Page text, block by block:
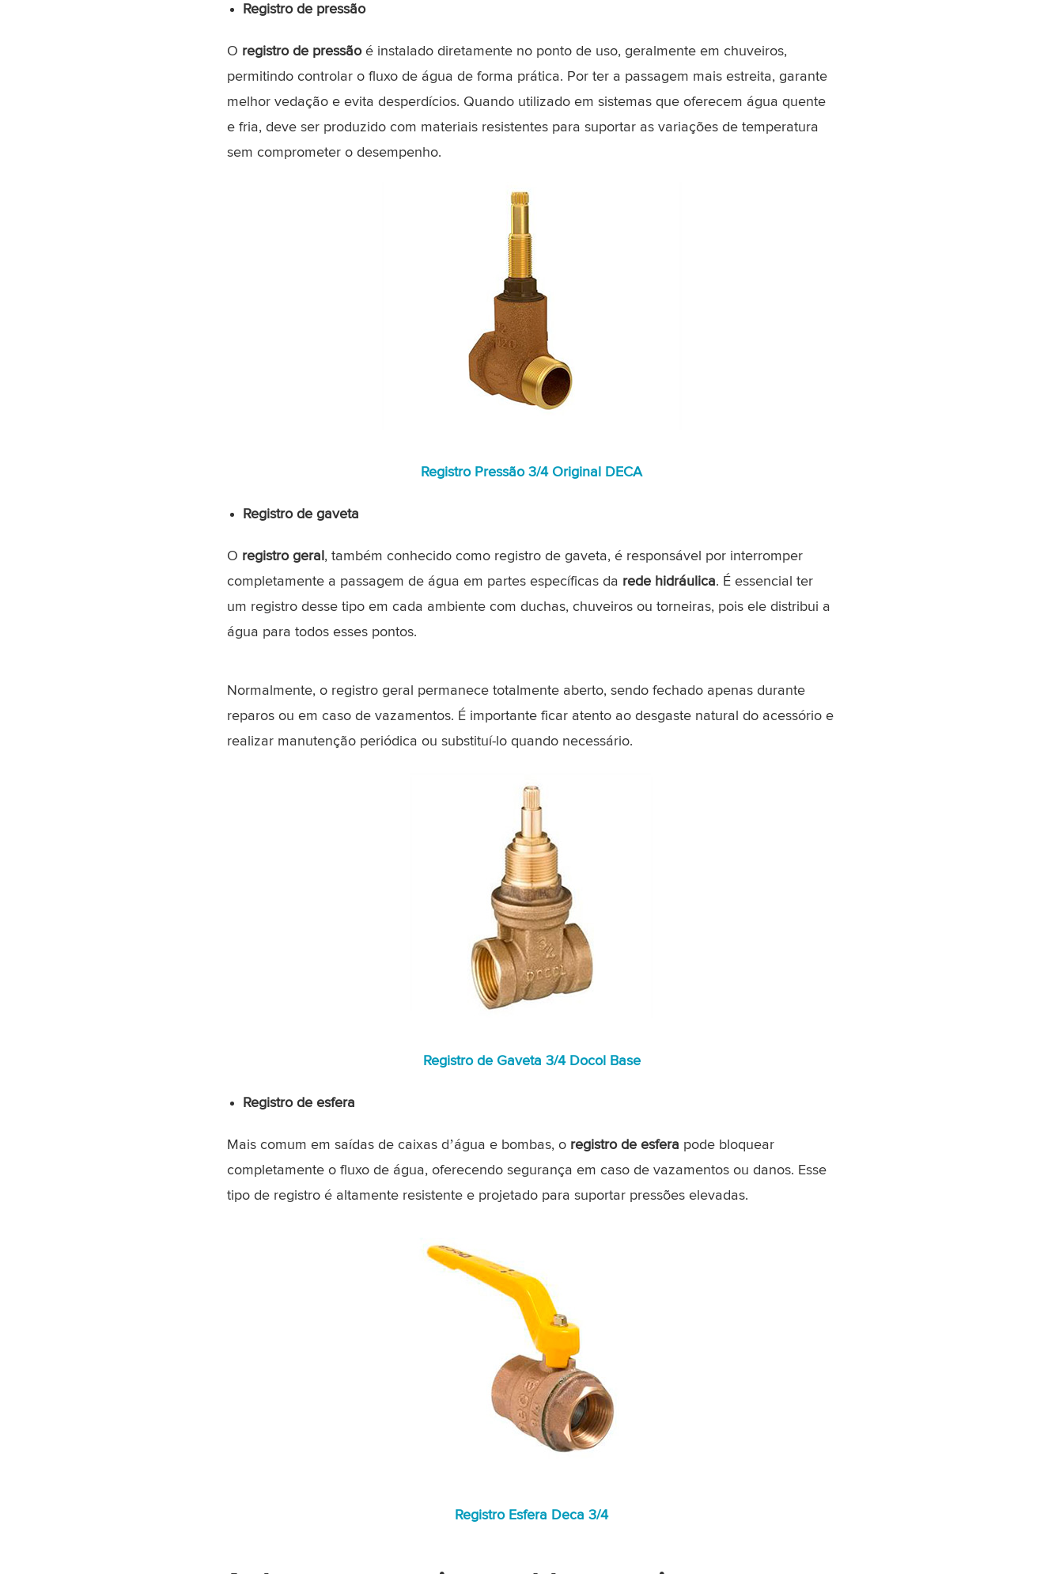
Registro de pressão
O registro de pressãoé instalado diretamente no ponto de uso, geralmente em chuveiros,
permitindo controlar o fluxo de água de forma prática. Por ter a passagem mais estreita, garante
melhor vedação e evita desperdícios. Quando utilizado em sistemas que oferecem água quente
e fria, deve ser produzido com materiais resistentes para suportar as variações de temperatura
sem comprometer o desempenho.
Registro Pressão 3/4 Original DECA
Registro de gaveta
O registro geral , também conhecido como registro de gaveta, é responsável por interromper
completamente a passagem de água em partes específicas da rede hidráulica. É essencial ter
um registro desse tipo em cada ambiente com duchas, chuveiros ou torneiras, pois ele distribui a
água para todos esses pontos.
Normalmente, o registro geral permanece totalmente aberto, sendo fechado apenas durante
reparos ou em caso de vazamentos. É importante ficar atento ao desgaste natural do acessório e
realizar manutenção periódica ou substituí-lo quando necessário.
Registro de Gaveta 3/4 Docol Base
Registro de esfera
Mais comum em saídas de caixas d’água e bombas, o registro de esfera pode bloquear
completamente o fluxo de água, oferecendo segurança em caso de vazamentos ou danos. Esse
tipo de registro é altamente resistente e projetado para suportar pressões elevadas.
Registro Esfera Deca 3/4